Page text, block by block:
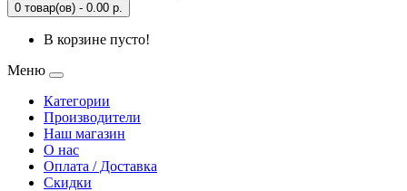
0 товар(ов) - 0.00 р.
В корзине пусто!
Меню
Категории
Производители
Наш магазин
О нас
Оплата / Доставка
Скидки